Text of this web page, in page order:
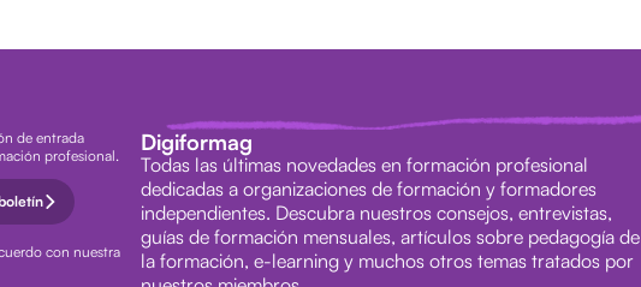
de entrada
profesional.
con nuestra
Digiformag
Todas las últimas novedades en formación profesional
dedicadas a organizaciones de formación y formadores
independientes. Descubra nuestros consejos, entrevistas,
guías de formación mensuales, artículos sobre pedagogía de
la formación, e-learning y muchos otros temas tratados por